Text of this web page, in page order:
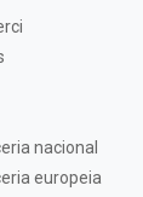
nacional
europeia